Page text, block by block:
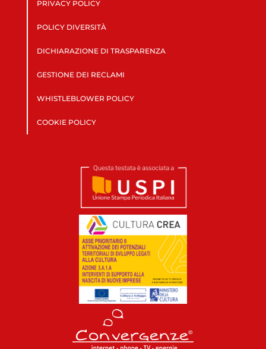
PRIVACY POLICY
POLICY DIVERSITÀ
DICHIARAZIONE DI TRASPARENZA
GESTIONE DEI RECLAMI
WHISTLEBLOWER POLICY
COOKIE POLICY